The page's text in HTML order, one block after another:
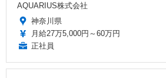
AQUARIUS株式会社
神奈川県
月給27万5,000円～60万円
正社員